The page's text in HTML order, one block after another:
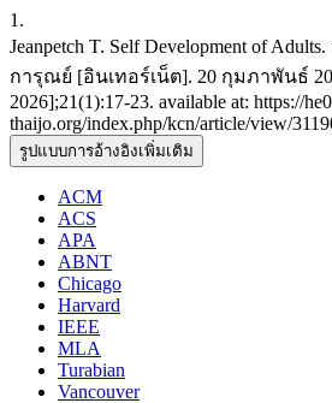
1.
Jeanpetch T. Self Development of
การุณย์ [อินเทอร์เน็ต]. 20 กุมภาพันธ์
2026];21(1):17-23. available at: https://
thaijo.org/index.php/kcn/article/view/
รูปแบบการอ้างอิงเพิ่มเติม
ACM
ACS
APA
ABNT
Chicago
Harvard
IEEE
MLA
Turabian
Vancouver